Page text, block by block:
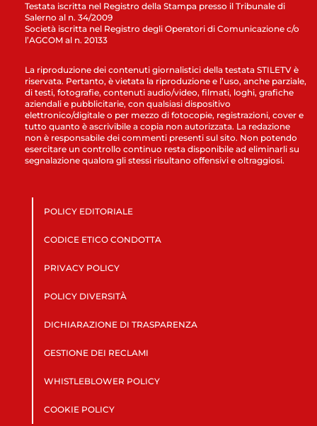
Testata iscritta nel Registro della Stampa presso il Tribunale di
Salerno al n. 34/2009
Società iscritta nel Registro degli Operatori di Comunicazione c/o
l’AGCOM al n. 20133
La riproduzione dei contenuti giornalistici della testata STILETV è
riservata. Pertanto, è vietata la riproduzione e l’uso, anche parziale,
di testi, fotografie, contenuti audio/video, filmati, loghi, grafiche
aziendali e pubblicitarie, con qualsiasi dispositivo
elettronico/digitale o per mezzo di fotocopie, registrazioni, cover e
tutto quanto è ascrivibile a copia non autorizzata. La redazione
non è responsabile dei commenti presenti sul sito. Non potendo
esercitare un controllo continuo resta disponibile ad eliminarli su
segnalazione qualora gli stessi risultano offensivi e oltraggiosi.
POLICY EDITORIALE
CODICE ETICO CONDOTTA
PRIVACY POLICY
POLICY DIVERSITÀ
DICHIARAZIONE DI TRASPARENZA
GESTIONE DEI RECLAMI
WHISTLEBLOWER POLICY
COOKIE POLICY